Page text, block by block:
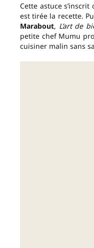
Cette astuce
est tirée la recette.
Marabout, L’art de
petite chef Mumu
cuisiner malin sans